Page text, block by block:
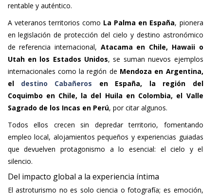
rentable y auténtico.
A veteranos territorios como La Palma en España, pionera
en legislación de protección del cielo y destino astronómico
de referencia internacional, Atacama en Chile, Hawaii o
Utah en los Estados Unidos, se suman nuevos ejemplos
internacionales como la región de Mendoza en Argentina,
el destino Cabañeros en España, la región del
Coquimbo en Chile, la del Huila en Colombia, el Valle
Sagrado de los Incas en Perú, por citar algunos.
Todos ellos crecen sin depredar territorio, fomentando
empleo local, alojamientos pequeños y experiencias guiadas
que devuelven protagonismo a lo esencial: el cielo y el
silencio.
Del impacto global a la experiencia íntima
El astroturismo no es solo ciencia o fotografía; es emoción,